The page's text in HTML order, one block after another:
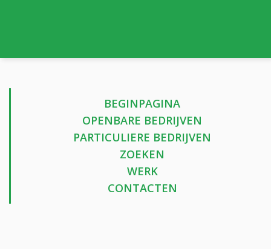
BEGINPAGINA
OPENBARE BEDRIJVEN
PARTICULIERE BEDRIJVEN
ZOEKEN
WERK
CONTACTEN